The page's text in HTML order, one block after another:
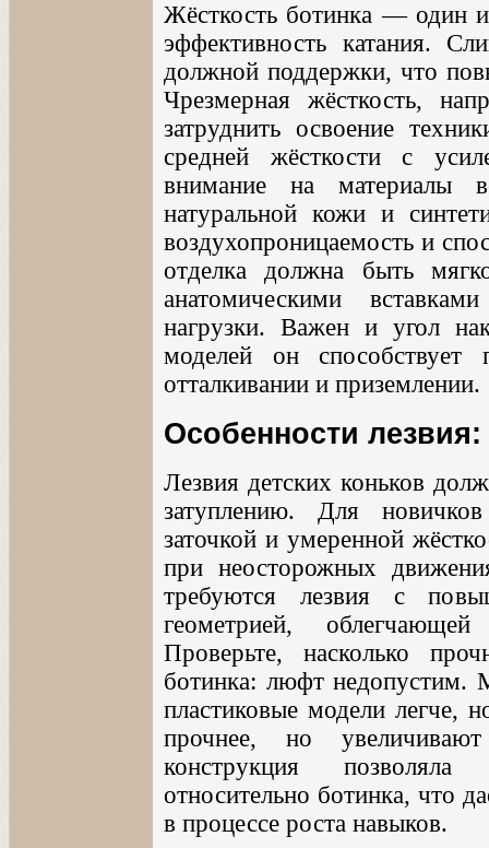
Жёсткость ботинка — один
эффективность катания.
должной поддержки, что
Чрезмерная жёсткость,
затруднить освоение
средней жёсткости с
внимание на материалы
натуральной кожи и
воздухопроницаемость и
отделка должна быть
анатомическими
нагрузки. Важен и угол
моделей он
отталкивании и приземлении.
Особенности
Лезвия детских коньков
затуплению. Для
заточкой и умеренной
при неосторожных
требуются лезвия с
геометрией,
Проверьте, насколько
ботинка: люфт недопустим.
пластиковые модели легче,
прочнее, но
конструкция позволяла
относительно ботинка, что
в процессе роста навыков.